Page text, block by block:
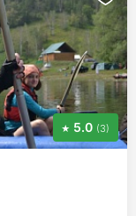
5.0 (3)